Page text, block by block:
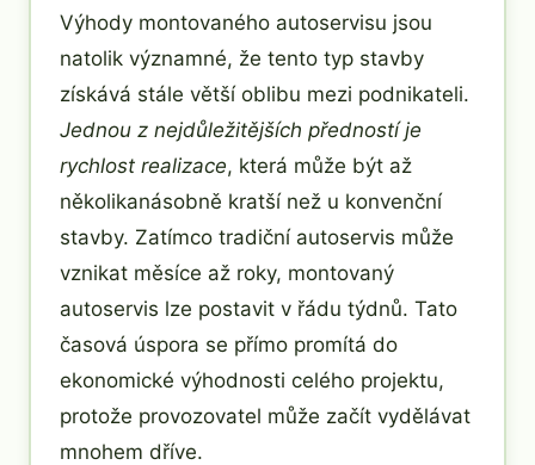
Výhody montovaného autoservisu jsou
natolik významné, že tento typ stavby
získává stále větší oblibu mezi podnikateli.
Jednou z nejdůležitějších předností je
rychlost realizace, která může být až
několikanásobně kratší než u konvenční
stavby. Zatímco tradiční autoservis může
vznikat měsíce až roky, montovaný
autoservis lze postavit v řádu týdnů. Tato
časová úspora se přímo promítá do
ekonomické výhodnosti celého projektu,
protože provozovatel může začít vydělávat
mnohem dříve.